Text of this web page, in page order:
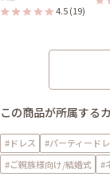
4.5(19)
この商品が所属する
#ドレス #パーティード
#ご親族様向け/結婚式
#